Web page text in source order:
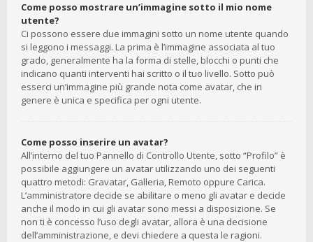
Come posso mostrare un’immagine sotto il mio nome
utente?
Ci possono essere due immagini sotto un nome utente quando
si leggono i messaggi. La prima è l’immagine associata al tuo
grado, generalmente ha la forma di stelle, blocchi o punti che
indicano quanti interventi hai scritto o il tuo livello. Sotto può
esserci un’immagine più grande nota come avatar, che in
genere è unica e specifica per ogni utente.
Come posso inserire un avatar?
All’interno del tuo Pannello di Controllo Utente, sotto “Profilo” è
possibile aggiungere un avatar utilizzando uno dei seguenti
quattro metodi: Gravatar, Galleria, Remoto oppure Carica.
L’amministratore decide se abilitare o meno gli avatar e decide
anche il modo in cui gli avatar sono messi a disposizione. Se
non ti è concesso l’uso degli avatar, allora è una decisione
dell’amministrazione, e devi chiedere a questa le ragioni.